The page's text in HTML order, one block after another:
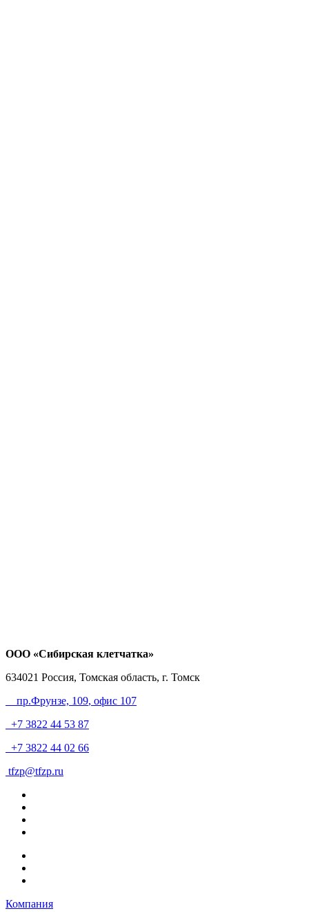
ООО «Сибирская клетчатка»
634021 Россия, Томская область, г. Томск
пр.Фрунзе, 109, офис 107
+7 3822 44 53 87
+7 3822 44 02 66
tfzp@tfzp.ru
Компания